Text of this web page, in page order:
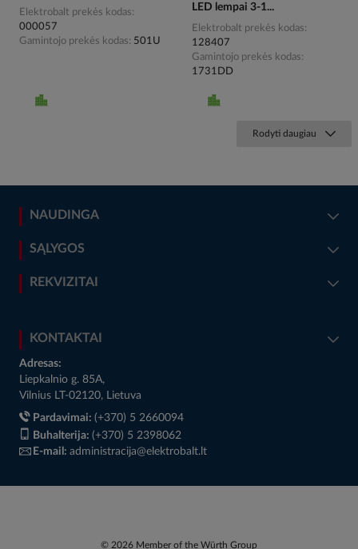
Elektrobalt prekės kodas
000057
Gamintojo prekės kodas
501U
LED lempai 3-1...
Elektrobalt prekės kodas
128407
Gamintojo prekės kodas
1731DD
Rodyti daugiau
NAUDINGA
SĄLYGOS
REKVIZITAI
KONTAKTAI
Adresas:
Liepkalnio g. 85A,
Vilnius LT-02120, Lietuva
Pardavimai: (+370) 5 2660094
Buhalterija: (+370) 5 2398062
E-mail: administracija@elektrobalt.lt
© 2026 Member of the Würth Group